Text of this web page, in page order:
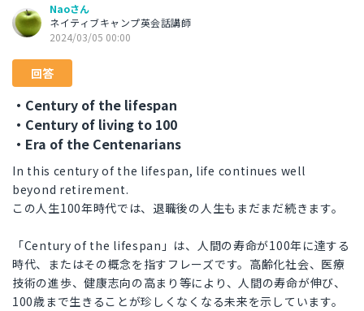
Naoさん
ネイティブキャンプ英会話講師
2024/03/05 00:00
回答
・Century of the lifespan
・Century of living to 100
・Era of the Centenarians
In this century of the lifespan, life continues well
beyond retirement.
この人生100年時代では、退職後の人生もまだまだ続きます。
「Century of the lifespan」は、人間の寿命が100年に達する
時代、またはその概念を指すフレーズです。高齢化社会、医療
技術の進歩、健康志向の高まり等により、人間の寿命が伸び、
100歳まで生きることが珍しくなくなる未来を示しています。